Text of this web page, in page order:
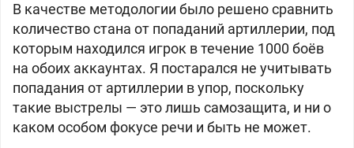
В качестве методологии было решено сравнить
количество стана от попаданий артиллерии, под
которым находился игрок в течение 1000 боёв
на обоих аккаунтах. Я постарался не учитывать
попадания от артиллерии в упор, поскольку
такие выстрелы — это лишь самозащита, и ни о
каком особом фокусе речи и быть не может.